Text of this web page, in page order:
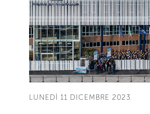
LUNEDÌ 11 DICEMBRE 2023